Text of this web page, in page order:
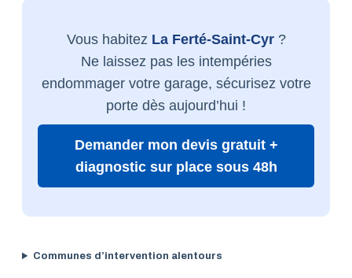
Vous habitez La Ferté-Saint-Cyr?
Ne laissez pas les intempéries
endommager votre garage, sécurisez votre
porte dès aujourd’hui !
Demander mon devis gratuit +
diagnostic sur place sous 48h
Communes d’intervention alentours